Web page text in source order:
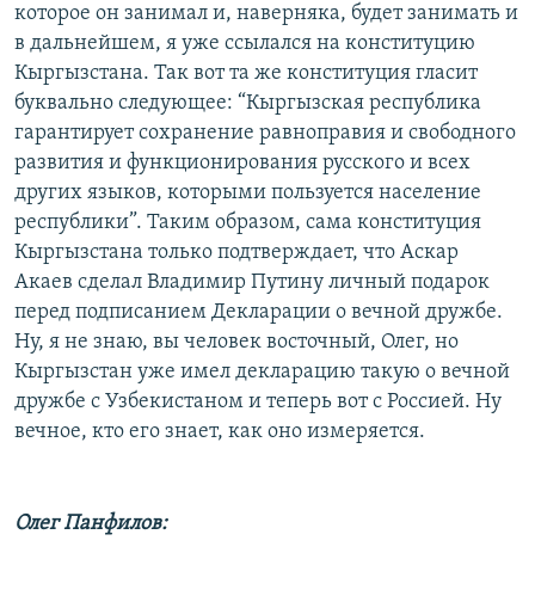
которое он занимал и, наверняка, будет занимать и
в дальнейшем, я уже ссылался на конституцию
Кыргызстана. Так вот та же конституция гласит
буквально следующее: “Кыргызская республика
гарантирует сохранение равноправия и свободного
развития и функционирования русского и всех
других языков, которыми пользуется население
республики”. Таким образом, сама конституция
Кыргызстана только подтверждает, что Аскар
Акаев сделал Владимир Путину личный подарок
перед подписанием Декларации о вечной дружбе.
Ну, я не знаю, вы человек восточный, Олег, но
Кыргызстан уже имел декларацию такую о вечной
дружбе с Узбекистаном и теперь вот с Россией. Ну
вечное, кто его знает, как оно измеряется.
Олег Панфилов: